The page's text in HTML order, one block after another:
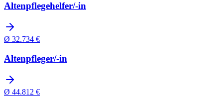
Altenpflegehelfer/-in
Ø 32.734 €
Altenpfleger/-in
Ø 44.812 €